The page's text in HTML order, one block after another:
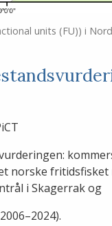
units (FU)) i
norske
i Skagerrak og